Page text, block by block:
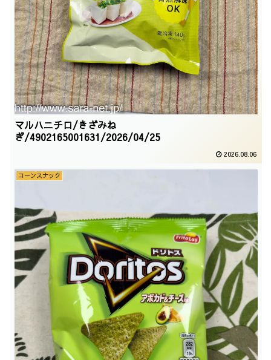
マルハニチロ/きざみね
ぎ/4902165001631/2026/04/25
2026.08.06
コーンスナック